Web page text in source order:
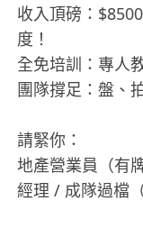
收入頂磅：
度！
全免培訓：專人
團隊撐足：盤、
請緊你：
地產營業員（有
經理 / 成隊過檔